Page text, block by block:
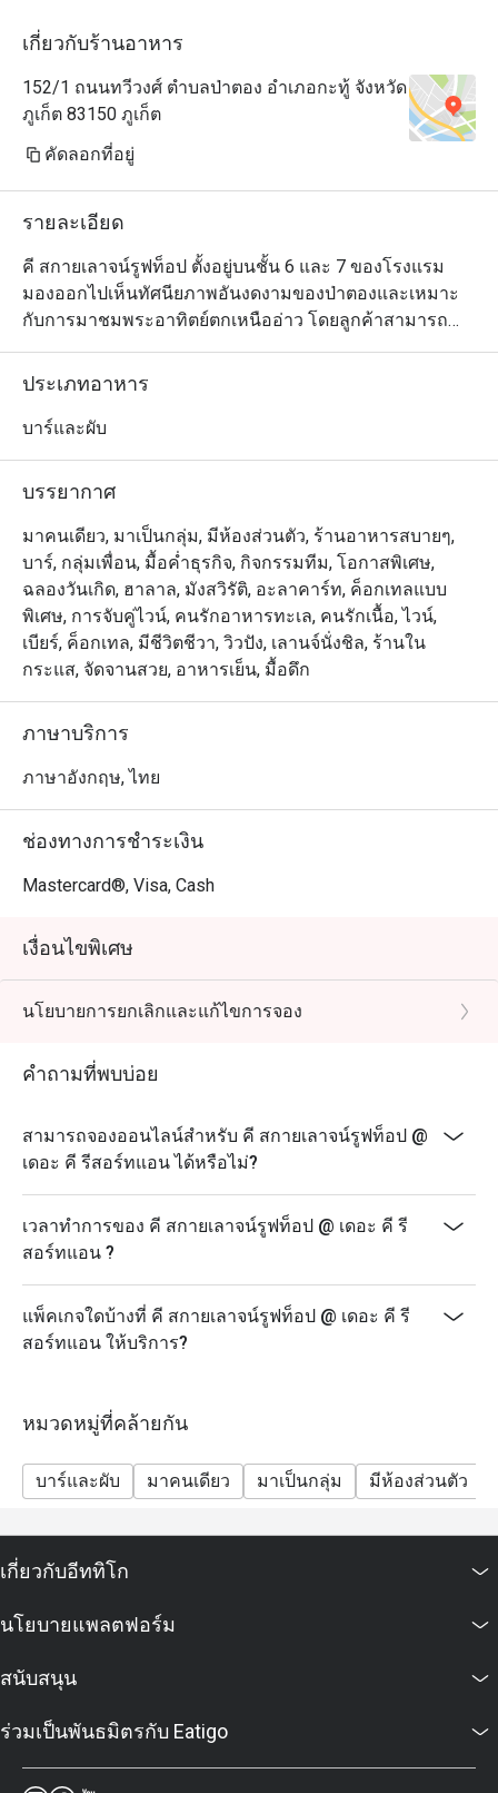
เกี่ยวกับร้านอาหาร
152/1 ถนนทวีวงศ์ ตำบลป่าตอง อำเภอกะทู้ จังหวัด
ภูเก็ต 83150 ภูเก็ต
คัดลอกที่อยู่
รายละเอียด
คี สกายเลาจน์รูฟท็อป ตั้งอยู่บนชั้น 6 และ 7 ของโรงแรม
มองออกไปเห็นทัศนียภาพอันงดงามของป่าตองและเหมาะ
กับการมาชมพระอาทิตย์ตกเหนืออ่าว โดยลูกค้าสามารถ
เดินจากถนนบางลาและหาดป่าตองที่มีชื่อเสียงได้สบายๆ
สำหรับบรรยากาศและการตกแต่งร้านนั้น โดดเด่นด้วยรูป
โซฟาหรูหรา บาร์ทรงกลม และแม้แต่อ่างจากุซซี่บนชั้น
เพลิดเพลินกับอาหารจานอร่อยใต้ท้องฟ้าสีสวยกับคนรู้ใจ
เมนูที่แนะนำให้ลอง ได้แก่ ปลาหิมะทอดเสิรฟ์พร้อมมันบด
ซอสทรัฟเฟิลและหอยเชลล์ย่างเสิร์ฟพร้อมซอสสไตล์ภาคใต้
รวมถึงซี่โครงหมูบาร์บีคิวสไตล์ใต้
ประเภทอาหาร
บาร์และผับ
บรรยากาศ
มาคนเดียว, มาเป็นกลุ่ม, มีห้องส่วนตัว, ร้านอาหารสบายๆ,
บาร์, กลุ่มเพื่อน, มื้อค่ำธุรกิจ, กิจกรรมทีม, โอกาสพิเศษ,
ฉลองวันเกิด, ฮาลาล, มังสวิรัติ, อะลาคาร์ท, ค็อกเทลแบบ
พิเศษ, การจับคู่ไวน์, คนรักอาหารทะเล, คนรักเนื้อ, ไวน์,
เบียร์, ค็อกเทล, มีชีวิตชีวา, วิวปัง, เลานจ์นั่งชิล, ร้านใน
กระแส, จัดจานสวย, อาหารเย็น, มื้อดึก
ภาษาบริการ
ภาษาอังกฤษ, ไทย
ช่องทางการชำระเงิน
Mastercard®, Visa, Cash
เงื่อนไขพิเศษ
นโยบายการยกเลิกและแก้ไขการจอง
คำถามที่พบบ่อย
สามารถจองออนไลน์สำหรับ คี สกายเลาจน์รูฟท็อป @
เดอะ คี รีสอร์ทแอน ได้หรือไม่?
เวลาทำการของ คี สกายเลาจน์รูฟท็อป @ เดอะ คี รี
สอร์ทแอน ?
แพ็คเกจใดบ้างที่ คี สกายเลาจน์รูฟท็อป @ เดอะ คี รี
สอร์ทแอน ให้บริการ?
หมวดหมู่ที่คล้ายกัน
บาร์และผับ มาคนเดียว มาเป็นกลุ่ม มีห้องส่วนตัว
เกี่ยวกับอีททิโก
นโยบายแพลตฟอร์ม
สนับสนุน
ร่วมเป็นพันธมิตรกับ Eatigo